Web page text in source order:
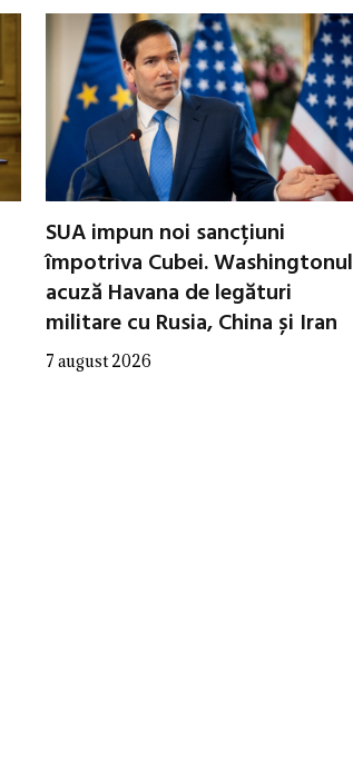
SUA impun noi sancțiuni
împotriva Cubei. Washingtonul
acuză Havana de legături
militare cu Rusia, China și Iran
7 august 2026